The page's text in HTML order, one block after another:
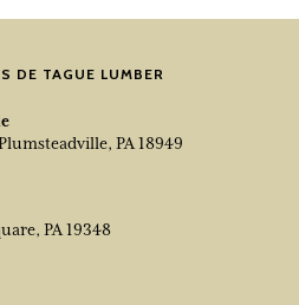
DE TAGUE LUMBER
PA 18949
PA 19348